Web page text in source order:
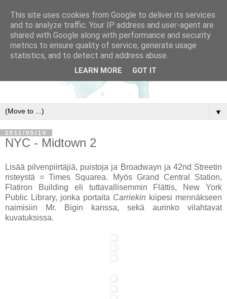
▼
2011/05/10
NYC - Midtown 2
Lisää pilvenpiirtäjiä, puistoja ja Broadwayn ja 42nd Streetin
risteystä = Times Squarea. Myös Grand Central Station,
Flatiron Building eli tuttavallisemmin Flättis, New York
Public Library, jonka portaita Carriekin kiipesi mennäkseen
naimisiin Mr. Bigin kanssa, sekä aurinko vilahtavat
kuvatuksissa.
This site uses cookies from Google to deliver its services
and to analyze traffic. Your IP address and user-agent are
shared with Google along with performance and security
metrics to ensure quality of service, generate usage
statistics, and to detect and address abuse.
LEARN MORE GOT IT